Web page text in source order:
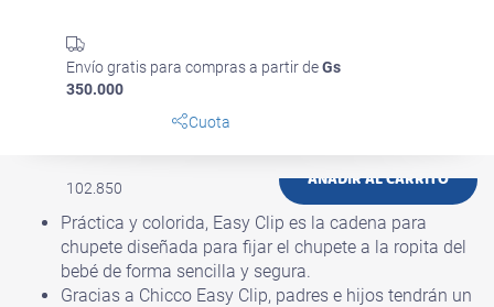
Envío gratis para compras a partir deGs
350.000
Cuota
102.850 AÑADIR AL CARRITO
Práctica y colorida, Easy Clip es la cadena para
chupete diseñada para fijar el chupete a la ropita del
bebé de forma sencilla y segura.
Gracias a Chicco Easy Clip, padres e hijos tendrán un